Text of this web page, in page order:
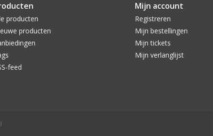
producten
producten
feed
Mijn account
Registreren
Mijn bestellingen
Mijn tickets
Mijn verlanglijst